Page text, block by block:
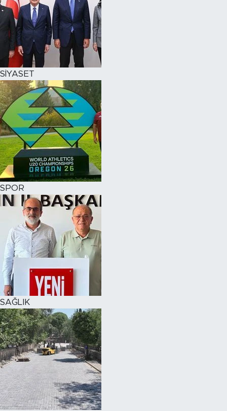
SİYASET
SPOR
SAĞLIK